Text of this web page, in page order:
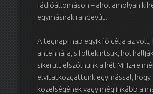
rádióállomáson – ahol amolyan
egymásnak randevút.
A tegnapi nap egyik fő célja az volt,
antennára, s föltekintsük, hol
sikerült elszólnunk a hét MHz-re
elvitatkozgattunk egymással, hogy
közelségének vagy még inkább a